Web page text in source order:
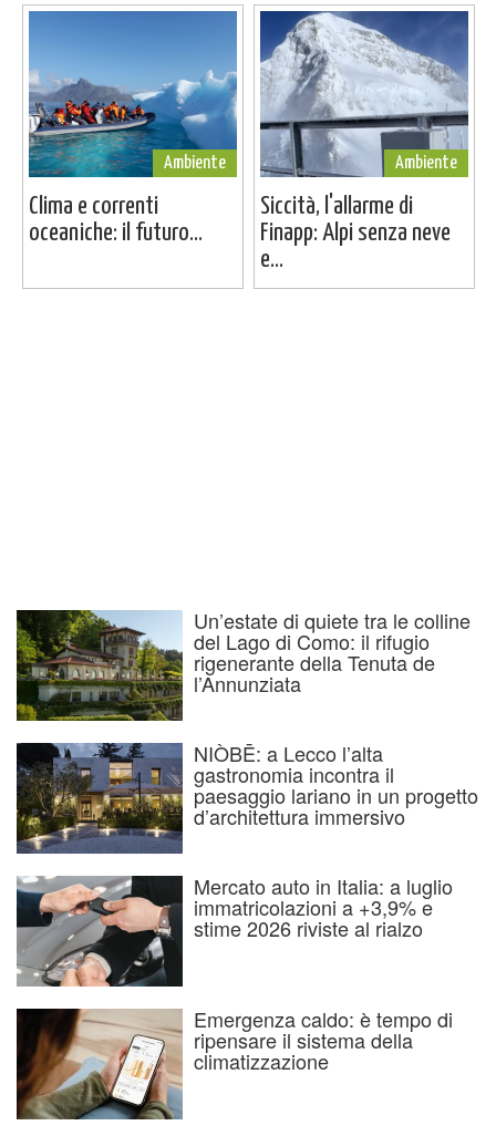
Ambiente
Clima e correnti
oceaniche: il futuro...
Ambiente
Siccità, l'allarme di
Finapp: Alpi senza neve
e...
Un’estate di quiete tra le colline
del Lago di Como: il rifugio
rigenerante della Tenuta de
l’Annunziata
NIÒBĒ: a Lecco l’alta
gastronomia incontra il
paesaggio lariano in un progetto
d’architettura immersivo
Mercato auto in Italia: a luglio
immatricolazioni a +3,9% e
stime 2026 riviste al rialzo
Emergenza caldo: è tempo di
ripensare il sistema della
climatizzazione